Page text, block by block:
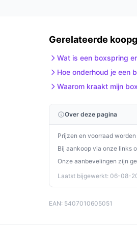
uitstraling en optimale
Gerelateerde
Wat is een boxspring
Hoe onderhoud je een
Waarom kraakt mijn
Over deze pagina
Prijzen en voorraad
Bij aankoop via onze links
Onze aanbevelingen zijn
Laatst bijgewerkt: 06-08-
EAN: 5407010605051